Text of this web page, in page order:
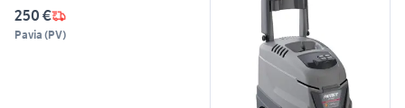
250 €
Pavia (PV)